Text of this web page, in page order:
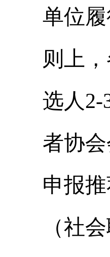
单位
则上
选人2-
者协
申报
（社